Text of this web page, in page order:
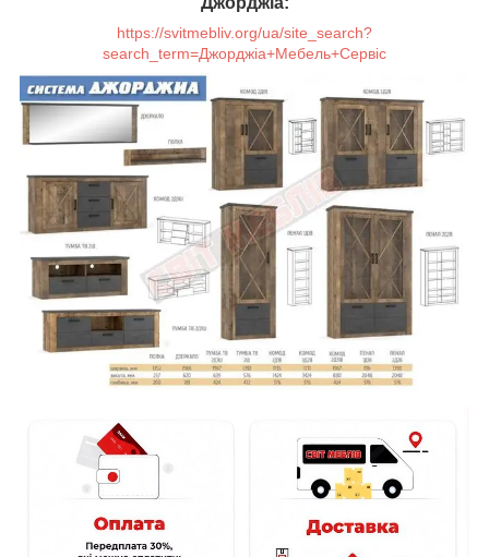
https://svitmebliv.org/ua/site_search?
search_term=Джорджіа+Мебель+Сервіс